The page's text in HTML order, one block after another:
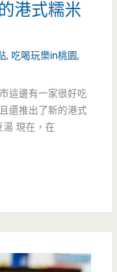
港式糯米
, 吃喝玩樂in桃園,
這邊有一家很好吃
還推出了新的港式
湯 現在，在